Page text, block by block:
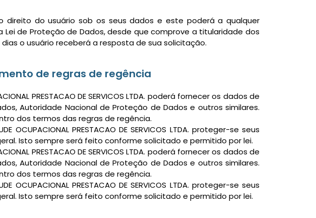
o direito do usuário sob os seus dados e este poderá a qualquer
de Proteção de Dados, desde que comprove a titularidade dos
o usuário receberá a resposta de sua solicitação.
de regras de regência
PRESTACAO DE SERVICOS LTDA. poderá fornecer os dados de
Autoridade Nacional de Proteção de Dados e outros similares.
dos termos das regras de regência.
PRESTACAO DE SERVICOS LTDA. proteger-se seus
Isto sempre será feito conforme solicitado e permitido por lei.
PRESTACAO DE SERVICOS LTDA. poderá fornecer os dados de
Autoridade Nacional de Proteção de Dados e outros similares.
dos termos das regras de regência.
PRESTACAO DE SERVICOS LTDA. proteger-se seus
Isto sempre será feito conforme solicitado e permitido por lei.